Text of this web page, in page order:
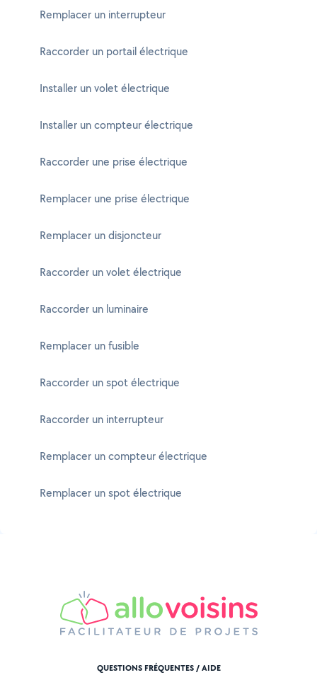
Remplacer un interrupteur
Raccorder un portail électrique
Installer un volet électrique
Installer un compteur électrique
Raccorder une prise électrique
Remplacer une prise électrique
Remplacer un disjoncteur
Raccorder un volet électrique
Raccorder un luminaire
Remplacer un fusible
Raccorder un spot électrique
Raccorder un interrupteur
Remplacer un compteur électrique
Remplacer un spot électrique
QUESTIONS FRÉQUENTES / AIDE